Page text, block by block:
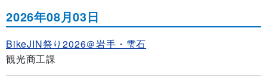
2026年08月03日
BikeJIN祭り2026＠岩手・雫石
観光商工課